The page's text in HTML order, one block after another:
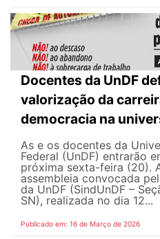
Docentes da UnDF
valorização da
democracia na
As e os docentes da
Federal (UnDF) entrarão
próxima sexta-feira (20).
assembleia convocada
da UnDF (SindUnDF –
SN), realizada no dia 12...
Publicado em: 16 de Março de 2026